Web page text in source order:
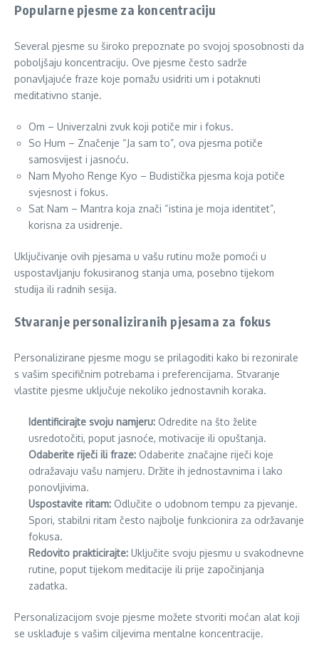
Popularne pjesme za koncentraciju
Several pjesme su široko prepoznate po svojoj sposobnosti da
poboljšaju koncentraciju. Ove pjesme često sadrže
ponavljajuće fraze koje pomažu usidriti um i potaknuti
meditativno stanje.
Om – Univerzalni zvuk koji potiče mir i fokus.
So Hum – Značenje “Ja sam to”, ova pjesma potiče
samosvijest i jasnoću.
Nam Myoho Renge Kyo – Budistička pjesma koja potiče
svjesnost i fokus.
Sat Nam – Mantra koja znači “istina je moja identitet”,
korisna za usidrenje.
Uključivanje ovih pjesama u vašu rutinu može pomoći u
uspostavljanju fokusiranog stanja uma, posebno tijekom
studija ili radnih sesija.
Stvaranje personaliziranih pjesama za fokus
Personalizirane pjesme mogu se prilagoditi kako bi rezonirale
s vašim specifičnim potrebama i preferencijama. Stvaranje
vlastite pjesme uključuje nekoliko jednostavnih koraka.
Identificirajte svoju namjeru: Odredite na što želite
usredotočiti, poput jasnoće, motivacije ili opuštanja.
Odaberite riječi ili fraze: Odaberite značajne riječi koje
odražavaju vašu namjeru. Držite ih jednostavnima i lako
ponovljivima.
Uspostavite ritam: Odlučite o udobnom tempu za pjevanje.
Spori, stabilni ritam često najbolje funkcionira za održavanje
fokusa.
Redovito prakticirajte: Uključite svoju pjesmu u svakodnevne
rutine, poput tijekom meditacije ili prije započinjanja
zadatka.
Personalizacijom svoje pjesme možete stvoriti moćan alat koji
se usklađuje s vašim ciljevima mentalne koncentracije.